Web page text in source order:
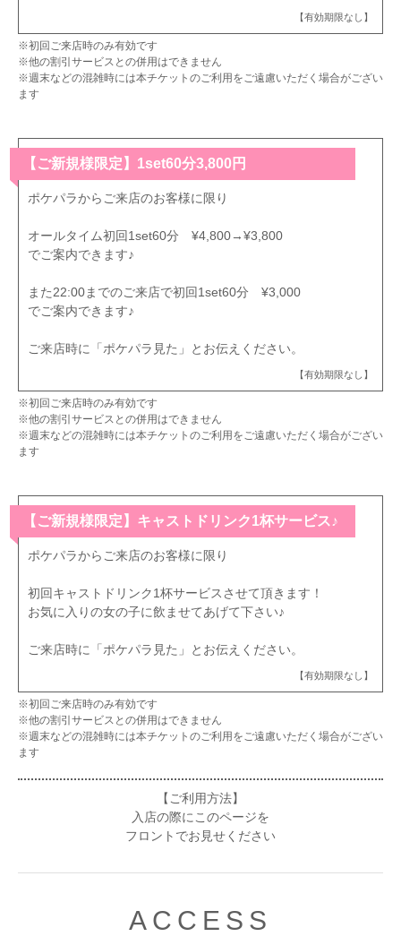
【有効期限なし】
※初回ご来店時のみ有効です
※他の割引サービスとの併用はできません
※週末などの混雑時には本チケットのご利用をご遠慮いただく場合がござい
ます
【ご新規様限定】1set60分3,800円
ポケパラからご来店のお客様に限り
オールタイム初回1set60分 ¥4,800→¥3,800
でご案内できます♪
また22:00までのご来店で初回1set60分 ¥3,000
でご案内できます♪
ご来店時に「ポケパラ見た」とお伝えください。
【有効期限なし】
※初回ご来店時のみ有効です
※他の割引サービスとの併用はできません
※週末などの混雑時には本チケットのご利用をご遠慮いただく場合がござい
ます
【ご新規様限定】キャストドリンク1杯サービス♪
ポケパラからご来店のお客様に限り
初回キャストドリンク1杯サービスさせて頂きます！
お気に入りの女の子に飲ませてあげて下さい♪
ご来店時に「ポケパラ見た」とお伝えください。
【有効期限なし】
※初回ご来店時のみ有効です
※他の割引サービスとの併用はできません
※週末などの混雑時には本チケットのご利用をご遠慮いただく場合がござい
ます
【ご利用方法】
入店の際にこのページを
フロントでお見せください
ACCESS